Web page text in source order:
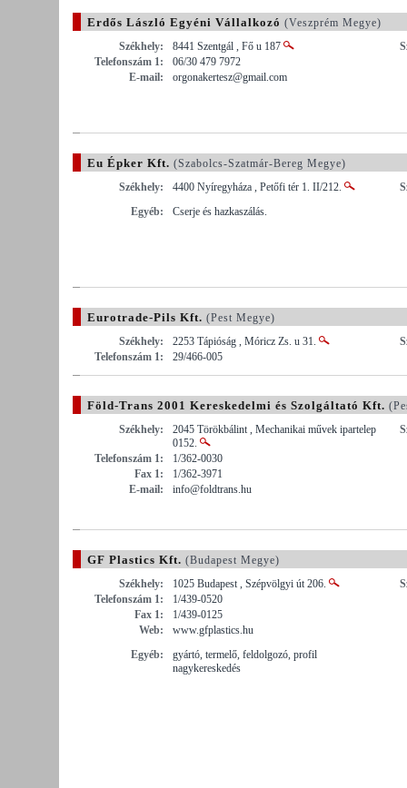
Erdős László Egyéni Vállalkozó (Veszprém Megye)
Székhely:
8441 Szentgál , Fő u 187
Telefonszám 1:
06/30 479 7972
E-mail:
orgonakertesz@gmail.com
Eu Épker Kft. (Szabolcs-Szatmár-Bereg Megye)
Székhely:
4400 Nyíregyháza , Petőfi tér 1. II/212.
Egyéb:
Cserje és hazkaszálás.
Eurotrade-Pils Kft. (Pest Megye)
Székhely:
2253 Tápióság , Móricz Zs. u 31.
Telefonszám 1:
29/466-005
Föld-Trans 2001 Kereskedelmi és Szolgáltató Kft.
Székhely:
2045 Törökbálint , Mechanikai művek ipartelep
0152.
Telefonszám 1:
1/362-0030
Fax 1:
1/362-3971
E-mail:
info@foldtrans.hu
GF Plastics Kft. (Budapest Megye)
Székhely:
1025 Budapest , Szépvölgyi út 206.
Telefonszám 1:
1/439-0520
Fax 1:
1/439-0125
Web:
www.gfplastics.hu
Egyéb:
gyártó, termelő, feldolgozó, profil
nagykereskedés